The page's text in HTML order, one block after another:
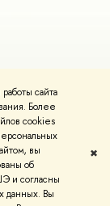
сайта
Более
cookies
вы
об
и согласны
данных. Вы
✖
использования
сайта